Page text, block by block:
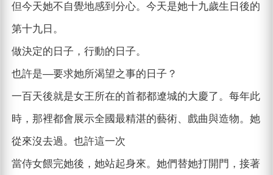
但今天她不自覺地感到分心。今天是她十九歲生日後的
第十九日。
做決定的日子，行動的日子。
也許是—要求她所渴望之事的日子？
一百天後就是女王所在的首都都遼城的大慶了。每年此
時，那裡都會展示全國最精湛的藝術、戲曲與造物。她
從來沒去過。也許這一次
當侍女餵完她後，她站起身來。她們替她打開門，接著